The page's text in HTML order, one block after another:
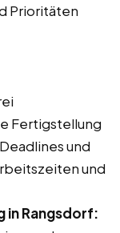
Prioritäten
Fertigstellung
und
und
in Rangsdorf: